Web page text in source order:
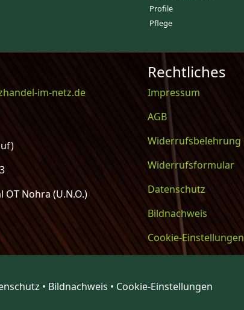
Profile
Pflege
im-netz.de
OT Nohra (U.N.O.)
Rechtliches
Impressum
AGB
Widerrufsbelehrung
Widerrufsformular
Datenschutz
Bildnachweis
Cookie-Einstellungen
• Bildnachweis • Cookie-Einstellungen